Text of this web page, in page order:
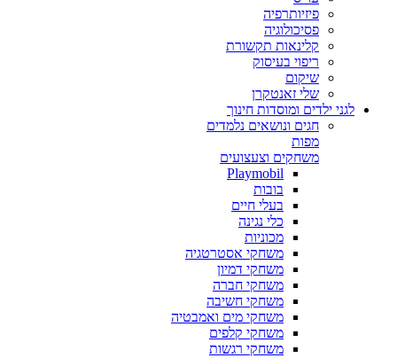
פיזיותרפיה
פסיכולוגיה
קלינאות תקשורת
ריפוי בעיסוק
שיקום
שלי זאנטקרן
לגני ילדים ומוסדות חינוך
חגים ונושאים נלמדים
מפות
משחקים וצעצועים
Playmobil
בובות
בעלי חיים
כלי נגינה
מכוניות
משחקי אסטרטגיה
משחקי דמיון
משחקי חברה
משחקי חשיבה
משחקי מים ואמבטיה
משחקי קלפים
משחקי רגשות